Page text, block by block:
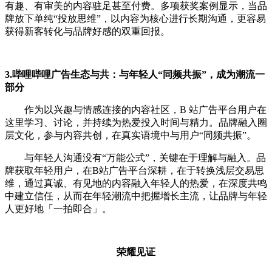
有趣、有审美的内容驻足甚至付费。多项获奖案例显示，当品
牌放下单纯“投放思维”，以内容为核心进行长期沟通，更容易
获得新客转化与品牌好感的双重回报。
3.哔哩哔哩广告生态与共：与年轻人“同频共振”，成为潮流一
部分
作为以兴趣与情感连接的内容社区，B 站广告平台用户在
这里学习、讨论，并持续为热爱投入时间与精力。品牌融入圈
层文化，参与内容共创，在真实语境中与用户“同频共振”。
与年轻人沟通没有“万能公式”，关键在于理解与融入。品
牌获取年轻用户，在B站广告平台深耕，在于转换浅层交易思
维，通过真诚、有见地的内容融入年轻人的热爱，在深度共鸣
中建立信任，从而在年轻潮流中把握增长主流，让品牌与年轻
人更好地「一拍即合」。
荣耀见证